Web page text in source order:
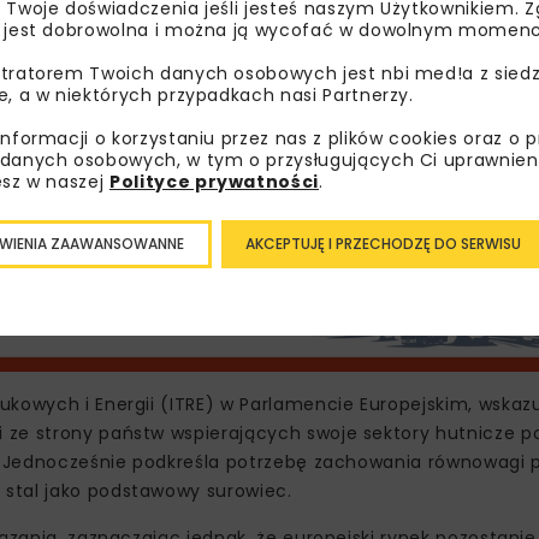
członkowskich Unii Europejskiej. Komisja Europejska
ochronnych dla producentów działających na
i Energii (ITRE) w Parlamencie Europejskim,
strony państw wspierających swoje sektory hutnicze
podkreśla potrzebę zachowania równowagi
jako podstawowy surowiec.
doświadczenia jeśli jesteś naszym Użytkownikiem.
dobrowolna i można ją wycofać w dowolnym
Twoich danych osobowych jest nbi med!a z
a w niektórych przypadkach nasi Partnerzy.
o korzystaniu przez nas z plików cookies oraz o
osobowych, w tym o przysługujących Ci
w naszej Polityce prywatności.
AKCEPTUJĘ I PRZECHODZĘ DO SERWISU
ZAAWANSOWANNE